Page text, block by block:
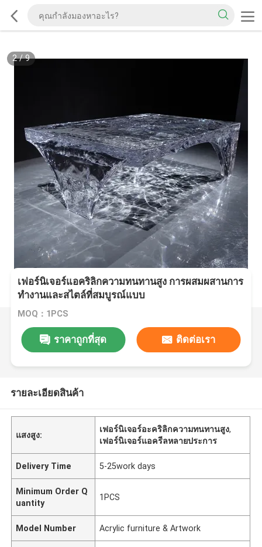
2/9
เฟอร์นิเจอร์แอคริลิกความทนทานสูง การผสมผสานการ
ทํางานและสไตล์ที่สมบูรณ์แบบ
MOQ：1PCS
ราคาถูกที่สุด ติดต่อเรา
รายละเอียดสินค้า
แสงสูง:
เฟอร์นิเจอร์อะคริลิกความทนทานสูง,
เฟอร์นิเจอร์แอครีลหลายประการ
Delivery Time 5-25work days
Minimum Order Q
uantity
1PCS
Model Number Acrylic furniture & Artwork